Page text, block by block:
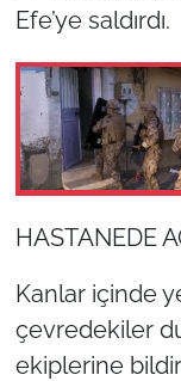
Efe’ye saldırdı.
HASTANEDE
Kanlar içinde
çevredekiler
ekiplerine